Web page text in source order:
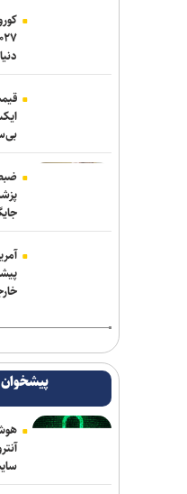
هزار نظامی
جلسات صحن
بیانیۀ خانواده
گمانه‌زنی‌های
هلاکت اعضای
سیستان‌وبلوچستان
مسلح در کرمان
گاردین: ترامپ هیچ
به جنگ
سردار موسوی:
وجود شما مباهات
واشنگتن‌پست:
جنگ آمریکا
بی‌سابقه
پیشخوان